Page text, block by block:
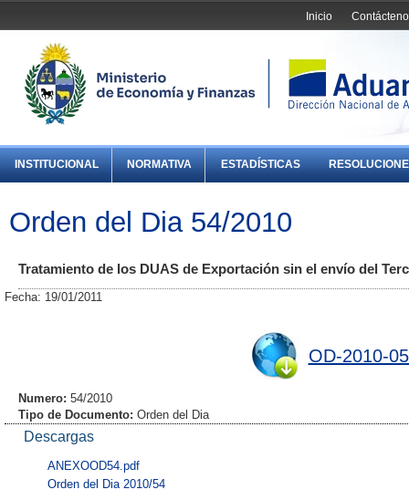
Inicio
INSTITUCIONAL NORMATIVA ESTADÍSTICAS
Orden del Dia 54/2010
Tratamiento de los DUAS de Exportación sin el envío del
Fecha: 19/01/2011
OD-2010-
Numero: 54/2010
Tipo de Documento: Orden del Dia
Descargas
ANEXOOD54.pdf
Orden del Dia 2010/54